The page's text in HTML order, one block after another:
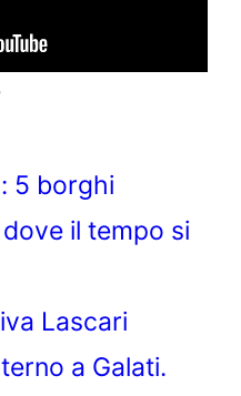
5 borghi
il tempo si
Lascari
a Galati.